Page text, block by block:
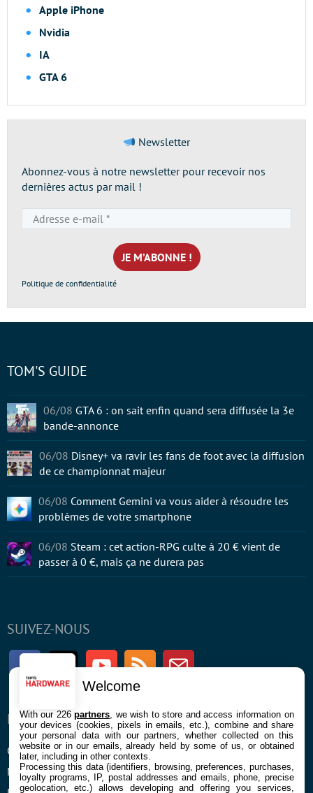
Apple iPhone
Nvidia
IA
GTA 6
Newsletter
Abonnez-vous à notre newsletter pour recevoir nos
dernières actus par mail !
e-
mail
*
Politique de confidentialité
SUIVEZ-NOUS
FacebookTwitter Youtube RSS Newsletter
ENTREPRISE
Confidentialité et Cookies
Mentions légales et CGU
À PROPOS
Contact
TOM'S GUIDE
06/08 GTA 6 : on sait enfin quand sera diffusée la 3e
bande-annonce
06/08 Disney+ va ravir les fans de foot avec la diffusion
de ce championnat majeur
06/08 Comment Gemini va vous aider à résoudre les
problèmes de votre smartphone
06/08 Steam : cet action-RPG culte à 20 € vient de
passer à 0 €, mais ça ne durera pas
Welcome
With our 226partners , we wish to store and access information on
your devices (cookies, pixels in emails, etc.), combine and share
your personal data with our partners, whether collected on this
website or in our emails, already held by some of us, or obtained
later, including in other contexts.
Processing this data (identifiers, browsing, preferences, purchases,
loyalty programs, IP, postal addresses and emails, phone, precise
geolocation, etc.) allows developing and offering you services,